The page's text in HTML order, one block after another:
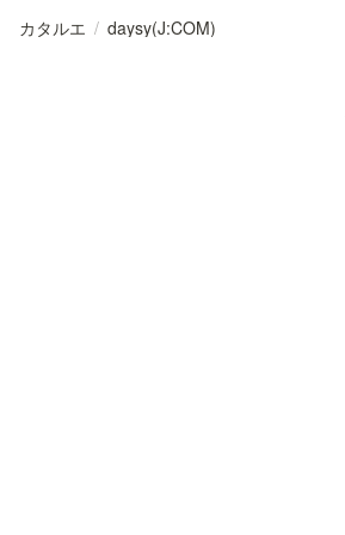
カタルエ / daysy(J:COM)